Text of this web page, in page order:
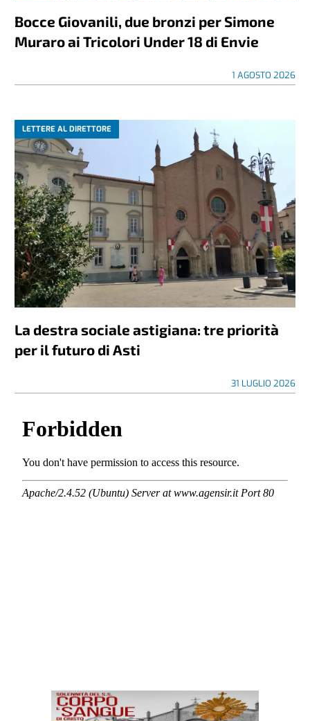
Bocce Giovanili, due bronzi per Simone
Muraro ai Tricolori Under 18 di Envie
1 AGOSTO 2026
LETTERE AL DIRETTORE
La destra sociale astigiana: tre priorità
per il futuro di Asti
31 LUGLIO 2026